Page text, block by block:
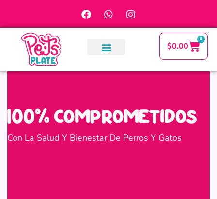
$0.00
0
100% comprometidos
Con La Salud Y Bienestar De Perros Y Gatos